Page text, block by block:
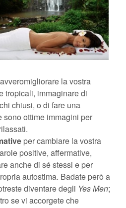
la vostra
tropicali, immaginare di
chiusi, o di fare una
sono ottime immagini per
per cambiare la vostra
positive, affermative,
anche di sé stessi e per
autostima. Badate però a
diventare degli Yes Men;
se vi accorgete che